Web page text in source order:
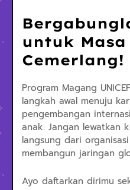
untuk Masa
Cemerlang!
Program Magang
langkah awal menuju
pengembangan
anak. Jangan lewatkan
langsung dari
membangun jaringan
Ayo daftarkan dirimu